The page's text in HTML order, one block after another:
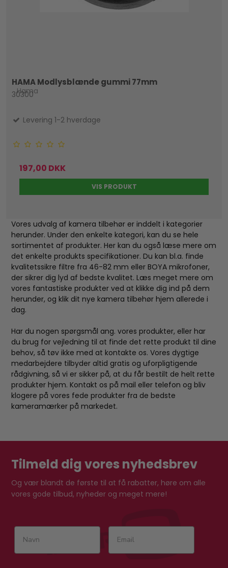
HAMA Modlysblænde gummi 77mm
Hama
30300
Levering 1-2 hverdage
197,00 DKK
VIS PRODUKT
Vores udvalg af kamera tilbehør er inddelt i kategorier
herunder. Under den enkelte kategori, kan du se hele
sortimentet af produkter. Her kan du også læse mere om
det enkelte produkts specifikationer. Du kan bl.a. finde
kvalitetssikre filtre fra 46-82 mm eller BOYA mikrofoner,
der sikrer dig lyd af bedste kvalitet. Læs meget mere om
vores fantastiske produkter ved at klikke dig ind på dem
herunder, og klik dit nye kamera tilbehør hjem allerede i
dag.
Har du nogen spørgsmål ang. vores produkter, eller har
du brug for vejledning til at finde det rette produkt til dine
behov, så tøv ikke med at kontakte os. Vores dygtige
medarbejdere tilbyder altid gratis og uforpligtigende
rådgivning, så vi er sikker på, at du får bestilt de helt rette
produkter hjem. Kontakt os på mail eller telefon og bliv
klogere på vores fede produkter fra de bedste
kameramærker på markedet.
Tilmeld dig vores nyhedsbrev
Og vær blandt de første til at få rabatter, høre om alle
vores gode tilbud, nyheder og meget mere!